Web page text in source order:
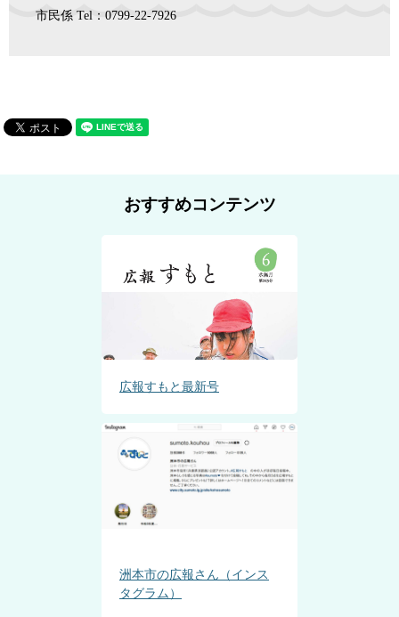
市民係 Tel：0799-22-7926
おすすめコンテンツ
広報すもと最新号
洲本市の広報さん（インス
タグラム）